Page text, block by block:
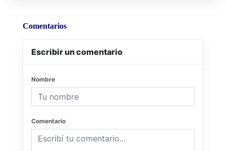
Comentarios
Escribir un comentario
Nombre
Comentario